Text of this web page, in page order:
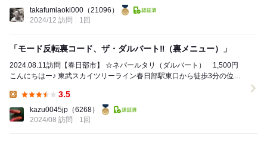
takafumiaoki000 （21096）
2024/12 訪問
1回
「モード反転裏コード、ザ・ダルバート‼︎（裏メニュー）」
2024.08.11訪問【春日部市】 ☆ネパールタリ（ダルバート） 1,500円
こんにちはー♪ 東武スカイツリーライン春日部駅東口から徒歩3分の位置
3.5
kazu0045jp （6268）
2024/08 訪問
1回